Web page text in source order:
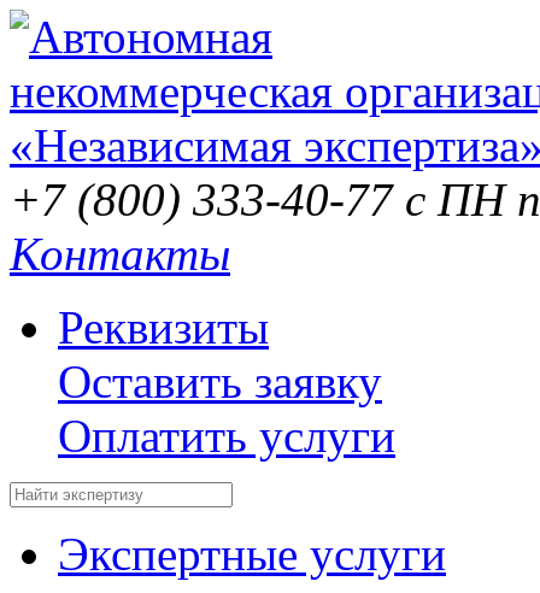
+7 (800) 333-40-77 с ПН
Контакты
Реквизиты
Оставить заявку
Оплатить услуги
Экспертные услуги